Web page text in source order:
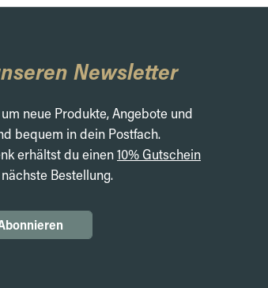
Newsletter
neue Produkte, Angebote und
bequem in dein Postfach.
erhältst du einen10% Gutschein
Bestellung.